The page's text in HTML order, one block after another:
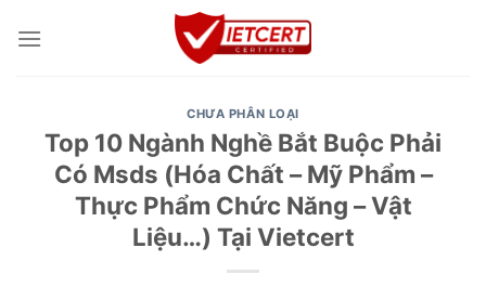
CHƯA PHÂN LOẠI
Top 10 Ngành Nghề Bắt Buộc Phải
Có Msds (Hóa Chất – Mỹ Phẩm –
Thực Phẩm Chức Năng – Vật
Liệu…) Tại Vietcert